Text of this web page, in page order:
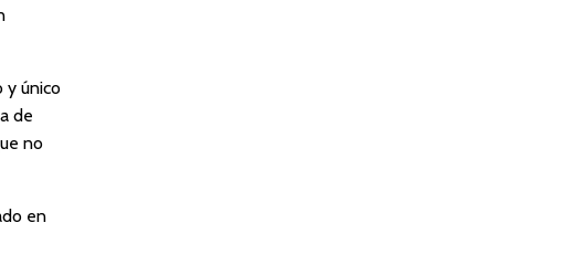
y único
de
no
en